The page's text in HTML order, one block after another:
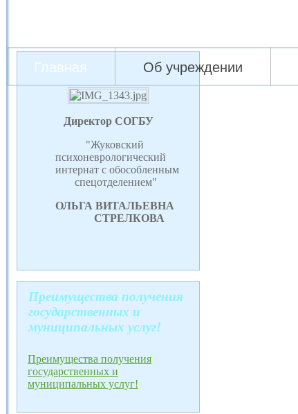
Главная Об учреждении
Директор СОГБУ
"Жуковский
психоневрологический
интернат с обособленным
спецотделением"
ОЛЬГА ВИТАЛЬЕВНА
СТРЕЛКОВА
Преимущества получения
государственных и
муниципальных услуг!
Преимущества получения
государственных и
муниципальных услуг!